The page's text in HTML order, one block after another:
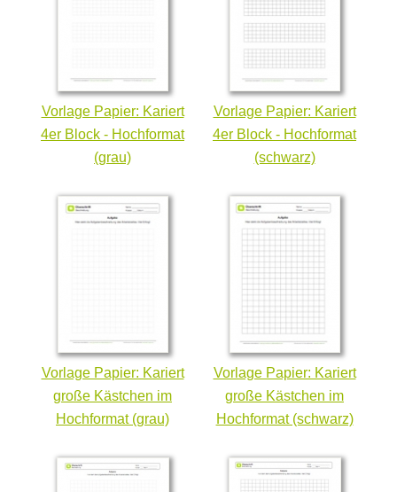
Vorlage Papier: Kariert
4er Block - Hochformat
(grau)
Vorlage Papier: Kariert
4er Block - Hochformat
(schwarz)
Vorlage Papier: Kariert
große Kästchen im
Hochformat (grau)
Vorlage Papier: Kariert
große Kästchen im
Hochformat (schwarz)